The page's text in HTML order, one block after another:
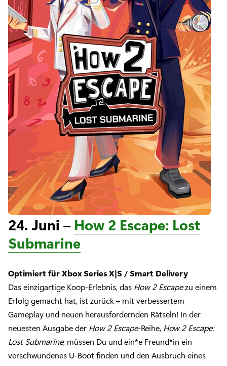
24. Juni – How 2 Escape: Lost
Submarine
Optimiert für Xbox Series X|S / Smart Delivery
Das einzigartige Koop-Erlebnis, das How 2 Escapezu einem
Erfolg gemacht hat, ist zurück – mit verbessertem
Gameplay und neuen herausfordernden Rätseln! In der
neuesten Ausgabe der How 2 Escape-Reihe, How 2 Escape:
Lost Submarine, müssen Du und ein*e Freund*in ein
verschwundenes U-Boot finden und den Ausbruch eines